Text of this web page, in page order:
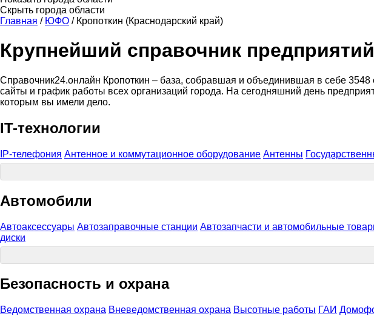
Скрыть города области
Главная / ЮФО / Кропоткин (Краснодарский край)
Крупнейший справочник
Справочник24.онлайн Кропоткин – база, собравшая и объединившая в себе
сайты и график работы всех организаций города. На сегодняшний день
которым вы имели дело.
IT-технологии
IP-телефония Антенное и коммутационное оборудование Антенны
Автомобили
Автоаксессуары Автозаправочные станции Автозапчасти и автомобильные
диски
Безопасность и охрана
Ведомственная охрана Вневедомственная охрана Высотные работы ГАИ